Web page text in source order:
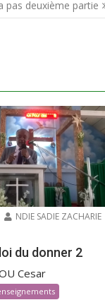
pas deuxième partie
NDIE SADIE ZACHARIE
du donner 2
Cesar